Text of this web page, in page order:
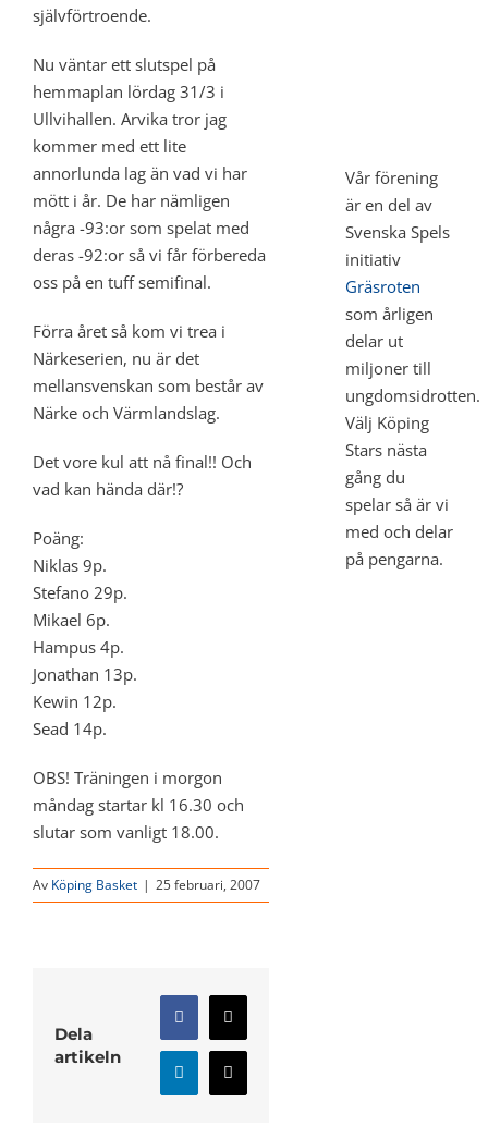
självförtroende.
Nu väntar ett slutspel på
hemmaplan lördag 31/3 i
Ullvihallen. Arvika tror jag
kommer med ett lite
annorlunda lag än vad vi har
mött i år. De har nämligen
några -93:or som spelat med
deras -92:or så vi får förbereda
oss på en tuff semifinal.
Förra året så kom vi trea i
Närkeserien, nu är det
mellansvenskan som består av
Närke och Värmlandslag.
Det vore kul att nå final!! Och
vad kan hända där!?
Poäng:
Niklas 9p.
Stefano 29p.
Mikael 6p.
Hampus 4p.
Jonathan 13p.
Kewin 12p.
Sead 14p.
OBS! Träningen i morgon
måndag startar kl 16.30 och
slutar som vanligt 18.00.
Av Köping Basket | 25 februari, 2007
Dela
artikeln
Facebook
X
LinkedInE-
post
Vår förening
är en del av
Svenska Spels
initiativ
Gräsroten
som årligen
delar ut
miljoner till
ungdomsidrotten.
Välj Köping
Stars nästa
gång du
spelar så är vi
med och delar
på pengarna.